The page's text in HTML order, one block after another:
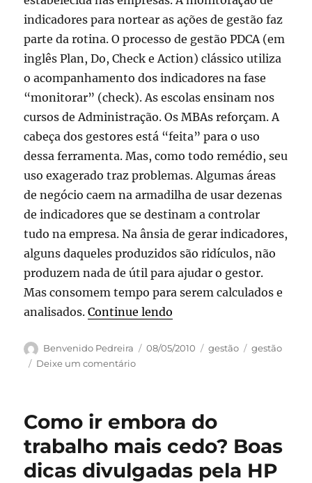
indicadores para nortear as ações de gestão faz
parte da rotina. O processo de gestão PDCA (em
inglês Plan, Do, Check e Action) clássico utiliza
o acompanhamento dos indicadores na fase
“monitorar” (check). As escolas ensinam nos
cursos de Administração. Os MBAs reforçam. A
cabeça dos gestores está “feita” para o uso
dessa ferramenta. Mas, como todo remédio, seu
uso exagerado traz problemas. Algumas áreas
de negócio caem na armadilha de usar dezenas
de indicadores que se destinam a controlar
tudo na empresa. Na ânsia de gerar indicadores,
alguns daqueles produzidos são ridículos, não
produzem nada de útil para ajudar o gestor.
Mas consomem tempo para serem calculados e
analisados.Continue lendo
Autor
Benvenido Pedreira
Publicado
08/05/2010 Categorias
gestão Tags
gestão
Deixe um comentárioem
servem
para
nada
Como ir embora do
trabalho mais cedo? Boas
dicas divulgadas pela HP